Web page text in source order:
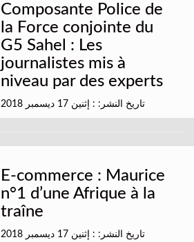
Composante Police de
la Force conjointe du
G5 Sahel : Les
journalistes mis à
niveau par des experts
تاريخ النشر: : إثنين 17 ديسمبر 2018
E-commerce : Maurice
n°1 d’une Afrique à la
traîne
تاريخ النشر: : إثنين 17 ديسمبر 2018